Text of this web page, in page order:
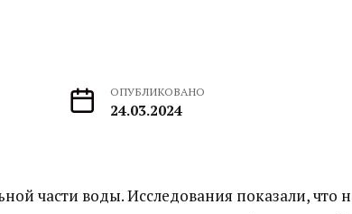
ОПУБЛИКОВАНО
24.03.2024
части воды. Исследования показали, что